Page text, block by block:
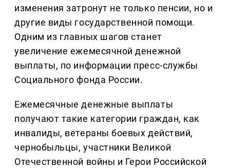
изменения затронут не только пенсии, но и
другие виды государственной помощи.
Одним из главных шагов станет
увеличение ежемесячной денежной
выплаты, по информации пресс-службы
Социального фонда России.
Ежемесячные денежные выплаты
получают такие категории граждан, как
инвалиды, ветераны боевых действий,
чернобыльцы, участники Великой
Отечественной войны и Герои Российской